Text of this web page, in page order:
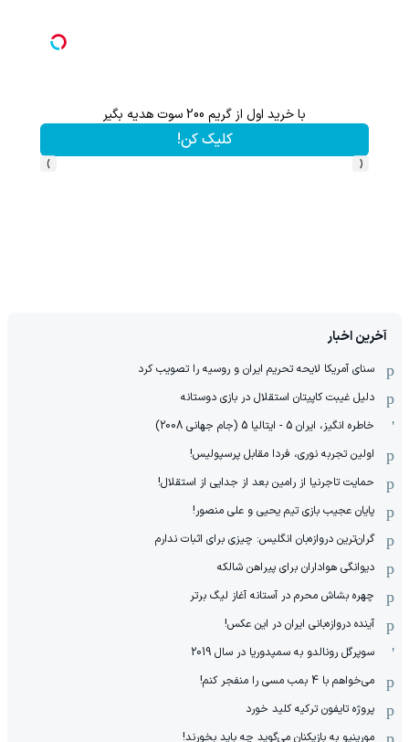
با خرید اول از گریم 200 سوت هدیه بگیر
کلیک کن!
‹
›
آخرین اخبار
سنای آمریکا لایحه تحریم ایران و روسیه را تصویب کرد
دلیل غیبت کاپیتان استقلال در بازی دوستانه
خاطره انگیز، ایران 5 - ایتالیا 5 (جام جهانی 2008)
اولین تجربه نوری، فردا مقابل پرسپولیس!
حمایت تاجرنیا از رامین بعد از جدایی از استقلال!
پایان عجیب بازی تیم یحیی و علی منصور!
گران‌ترین دروازه‌بان انگلیس: چیزی برای اثبات ندارم
دیوانگی هواداران برای پیراهن شالکه
چهره بشاش محرم در آستانه آغاز لیگ برتر
آینده دروازه‌بانی ایران در این عکس!
سوپرگل رونالدو به سمپدوریا در سال 2019
می‌خواهم با 4 بمب مسی را منفجر کنم!
پروژه تایفون ترکیه کلید خورد
مورینیو به بازیکنان می‌گوید چه باید بخورند!